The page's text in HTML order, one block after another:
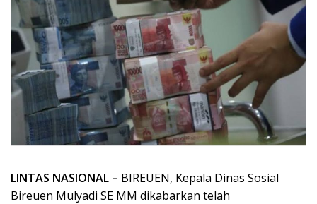
LINTAS NASIONAL – BIREUEN, Kepala Dinas Sosial
Bireuen Mulyadi SE MM dikabarkan telah